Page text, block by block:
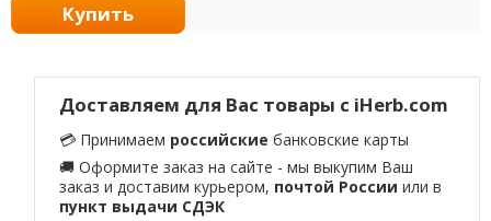
Купить
Доставляем для Вас товары с iHerb.com
💳 Принимаем российские банковские карты
🚚 Оформите заказ на сайте - мы выкупим Ваш
заказ и доставим курьером, почтой России или в
пункт выдачи СДЭК